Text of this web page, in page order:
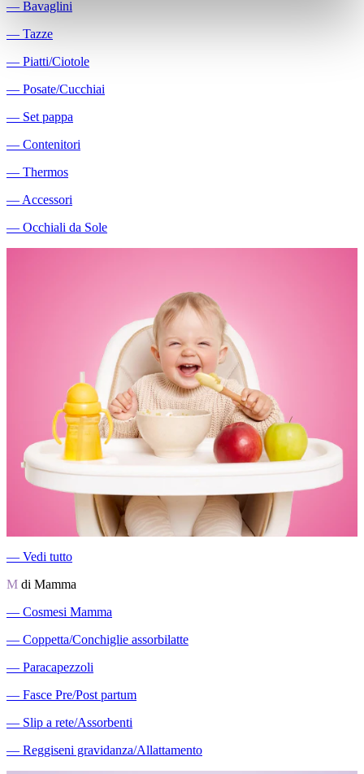
― Bavaglini
― Tazze
― Piatti/Ciotole
― Posate/Cucchiai
― Set pappa
― Contenitori
― Thermos
― Accessori
― Occhiali da Sole
― Vedi tutto
M di Mamma
― Cosmesi Mamma
― Coppetta/Conchiglie assorbilatte
― Paracapezzoli
― Fasce Pre/Post partum
― Slip a rete/Assorbenti
― Reggiseni gravidanza/Allattamento